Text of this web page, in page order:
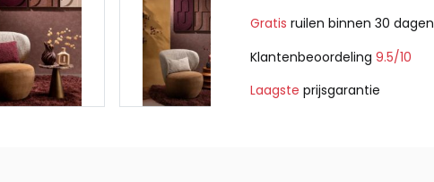
Gratis ruilen binnen 30 dagen
Klantenbeoordeling 9.5/10
Laagste prijsgarantie